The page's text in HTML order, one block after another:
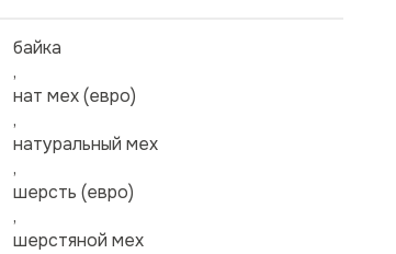
байка
,
нат мех (евро)
,
натуральный мех
,
шерсть (евро)
,
шерстяной мех